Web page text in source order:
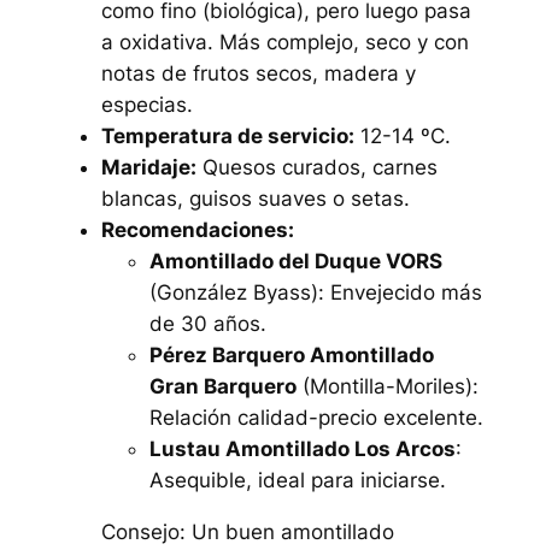
como fino (biológica), pero luego pasa
a oxidativa. Más complejo, seco y con
notas de frutos secos, madera y
especias.
Temperatura de servicio: 12-14 ºC.
Maridaje: Quesos curados, carnes
blancas, guisos suaves o setas.
Recomendaciones:
Amontillado del Duque VORS
(González Byass): Envejecido más
de 30 años.
Pérez Barquero Amontillado
Gran Barquero(Montilla-Moriles):
Relación calidad-precio excelente.
Lustau Amontillado Los Arcos:
Asequible, ideal para iniciarse.
Consejo: Un buen amontillado